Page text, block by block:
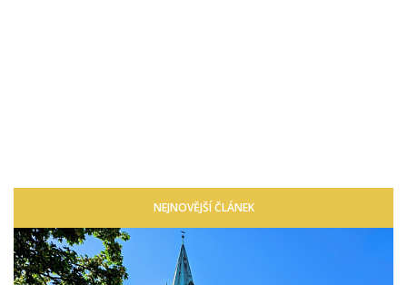
NEJNOVĚJŠÍ ČLÁNEK